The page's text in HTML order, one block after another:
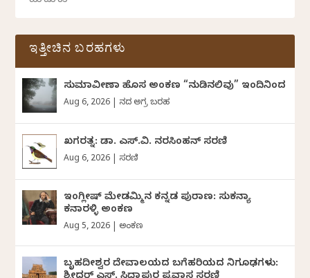
ಇತ್ತೀಚಿನ ಬರಹಗಳು
ಸುಮಾವೀಣಾ ಹೊಸ ಅಂಕಣ “ನುಡಿನಲಿವು” ಇಂದಿನಿಂದ
Aug 6, 2026 ದಿನದ ಅಗ್ರ ಬರಹ
ಖಗರತ್ನ: ಡಾ. ಎಸ್.ವಿ. ನರಸಿಂಹನ್‌‌ ಸರಣಿ
Aug 6, 2026 ಸರಣಿ
ಇಂಗ್ಲೀಷ್ ಮೇಡಮ್ಮಿನ ಕನ್ನಡ ಪುರಾಣ: ಸುಕನ್ಯಾ
ಕನಾರಳ್ಳಿ ಅಂಕಣ
Aug 5, 2026 ಅಂಕಣ
ಬೃಹದೀಶ್ವರ ದೇವಾಲಯದ ಬಗೆಹರಿಯದ ನಿಗೂಢಗಳು: